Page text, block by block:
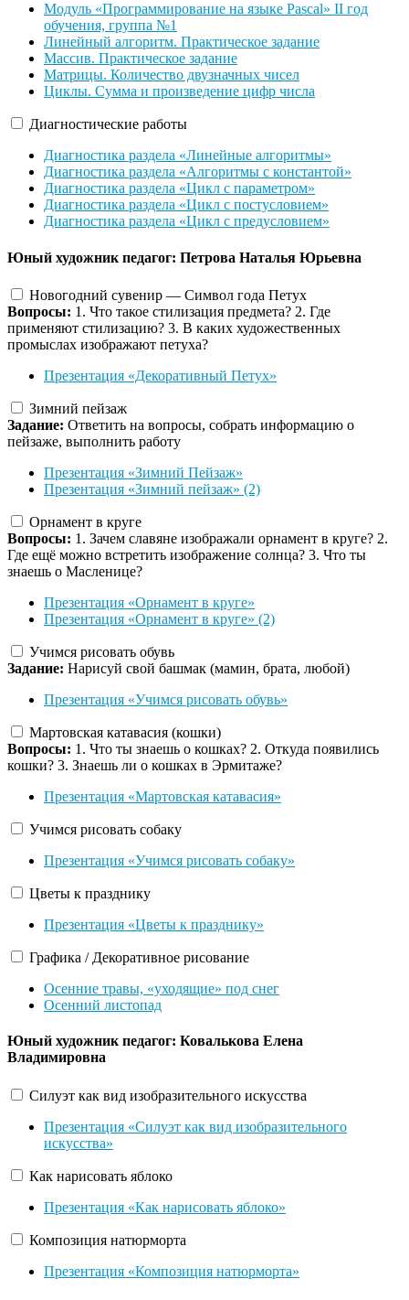
Модуль «Программирование на языке Pascal» II год
обучения, группа №1
Линейный алгоритм. Практическое задание
Массив. Практическое задание
Матрицы. Количество двузначных чисел
Циклы. Сумма и произведение цифр числа
Диагностические работы
Диагностика раздела «Линейные алгоритмы»
Диагностика раздела «Алгоритмы с константой»
Диагностика раздела «Цикл с параметром»
Диагностика раздела «Цикл с постусловием»
Диагностика раздела «Цикл с предусловием»
Юный художник педагог: Петрова Наталья Юрьевна
Новогодний сувенир — Символ года Петух
Вопросы: 1. Что такое стилизация предмета? 2. Где
применяют стилизацию? 3. В каких художественных
промыслах изображают петуха?
Презентация «Декоративный Петух»
Зимний пейзаж
Задание: Ответить на вопросы, собрать информацию о
пейзаже, выполнить работу
Презентация «Зимний Пейзаж»
Презентация «Зимний пейзаж» (2)
Орнамент в круге
Вопросы: 1. Зачем славяне изображали орнамент в круге? 2.
Где ещё можно встретить изображение солнца? 3. Что ты
знаешь о Масленице?
Презентация «Орнамент в круге»
Презентация «Орнамент в круге» (2)
Учимся рисовать обувь
Задание: Нарисуй свой башмак (мамин, брата, любой)
Презентация «Учимся рисовать обувь»
Мартовская катавасия (кошки)
Вопросы: 1. Что ты знаешь о кошках? 2. Откуда появились
кошки? 3. Знаешь ли о кошках в Эрмитаже?
Презентация «Мартовская катавасия»
Учимся рисовать собаку
Презентация «Учимся рисовать собаку»
Цветы к празднику
Презентация «Цветы к празднику»
Графика / Декоративное рисование
Осенние травы, «уходящие» под снег
Осенний листопад
Юный художник педагог: Ковалькова Елена
Владимировна
Силуэт как вид изобразительного искусства
Презентация «Силуэт как вид изобразительного
искусства»
Как нарисовать яблоко
Презентация «Как нарисовать яблоко»
Композиция натюрморта
Презентация «Композиция натюрморта»